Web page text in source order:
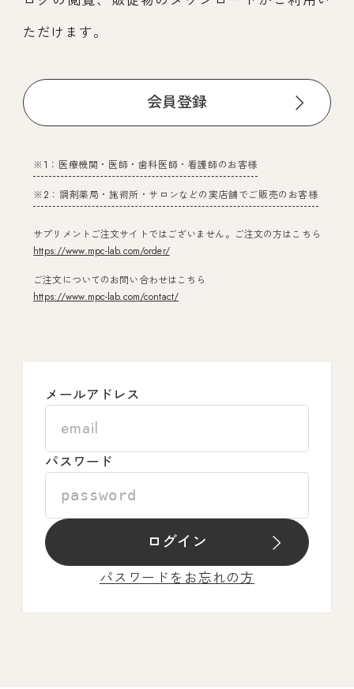
ただけます。
会員登録
※1：医療機関・医師・歯科医師・看護師のお客様
※2：調剤薬局・施術所・サロンなどの実店舗でご販売のお客様
サプリメントご注文サイトではございません。ご注文の方はこちら
https://www.mpc-lab.com/order/
ご注文についてのお問い合わせはこちら
https://www.mpc-lab.com/contact/
メールアドレス
パスワード
ログイン
パスワードをお忘れの方